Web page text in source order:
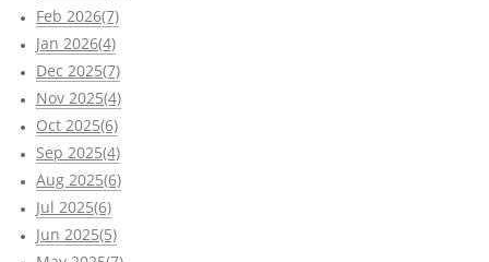
Feb 2026(7)
Jan 2026(4)
Dec 2025(7)
Nov 2025(4)
Oct 2025(6)
Sep 2025(4)
Aug 2025(6)
Jul 2025(6)
Jun 2025(5)